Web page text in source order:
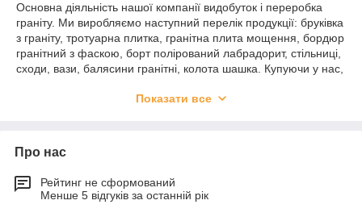
Основна діяльність нашої компанії видобуток і переробка
граніту. Ми виробляємо наступний перелік продукції: бруківка
з граніту, тротуарна плитка, гранітна плита мощення, бордюр
гранітний з фаскою, борт полірований лабрадорит, стільниці,
сходи, вази, балясини гранітні, колота шашка. Купуючи у нас,
всіх клієнтів передбачена знижка. Наша продукція відповідає
Показати все
Про нас
Рейтинг не сформований
Менше 5 відгуків за останній рік